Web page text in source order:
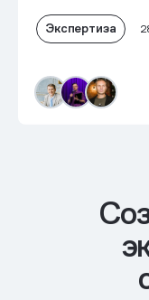
Экспертиза